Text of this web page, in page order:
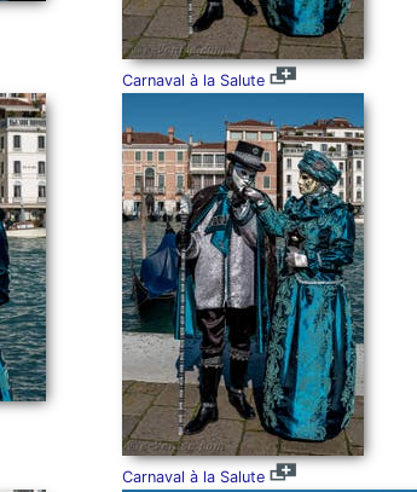
Carnaval à la Salute
Carnaval à la Salute